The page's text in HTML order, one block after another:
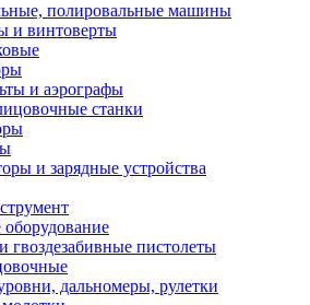
полировальные машины
и винтоверты
и аэрографы
станки
и зарядные устройства
гвоздезабивные пистолеты
дальномеры, рулетки